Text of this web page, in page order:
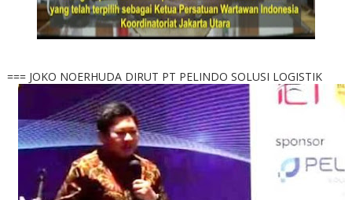
=== JOKO NOERHUDA DIRUT PT PELINDO SOLUSI LOGISTIK